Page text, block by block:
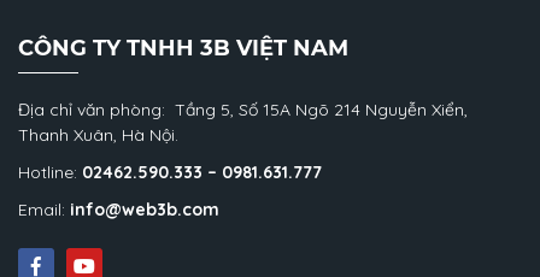
CÔNG TY TNHH 3B VIỆT NAM
Địa chỉ văn phòng: Tầng 5, Số 15A Ngõ 214 Nguyễn Xiển,
Thanh Xuân, Hà Nội.
Hotline: 02462.590.333 – 0981.631.777
Email: info@web3b.com